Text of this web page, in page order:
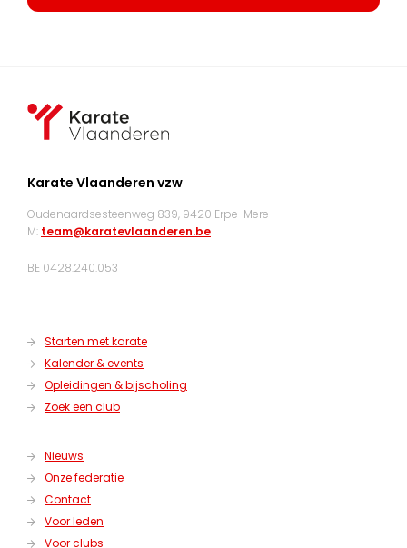
Karate Vlaanderen vzw
Oudenaardsesteenweg 839, 9420 Erpe-Mere
M: team@karatevlaanderen.be
BE 0428.240.053
Starten met karate
Kalender & events
Opleidingen & bijscholing
Zoek een club
Nieuws
Onze federatie
Contact
Voor leden
Voor clubs